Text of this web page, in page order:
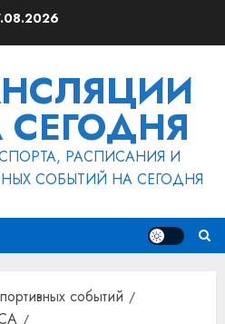
СЕГОДНЯ
РАСПИСАНИЯ И
СОБЫТИЙ НА СЕГОДНЯ
событий